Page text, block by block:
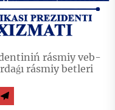
rásmiy veb-
rásmiy betleri